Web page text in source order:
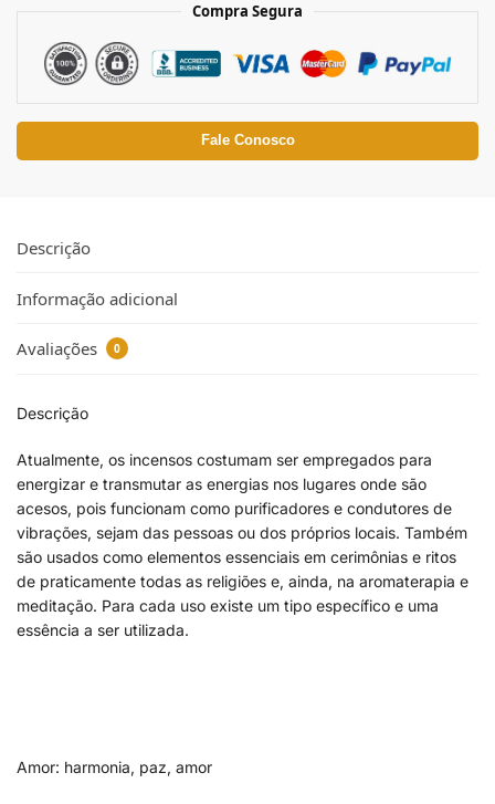
Compra Segura
Fale Conosco
Descrição
Informação adicional
Avaliações 0
Descrição
Atualmente, os incensos costumam ser empregados para
energizar e transmutar as energias nos lugares onde são
acesos, pois funcionam como purificadores e condutores de
vibrações, sejam das pessoas ou dos próprios locais. Também
são usados como elementos essenciais em cerimônias e ritos
de praticamente todas as religiões e, ainda, na aromaterapia e
meditação. Para cada uso existe um tipo específico e uma
essência a ser utilizada.
Amor: harmonia, paz, amor